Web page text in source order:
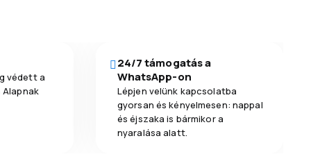
védett a
24/7 támogatás a
WhatsApp-on
Lépjen velünk kapcsolatba
gyorsan és kényelmesen: nappal
és éjszaka is bármikor a
nyaralása alatt.